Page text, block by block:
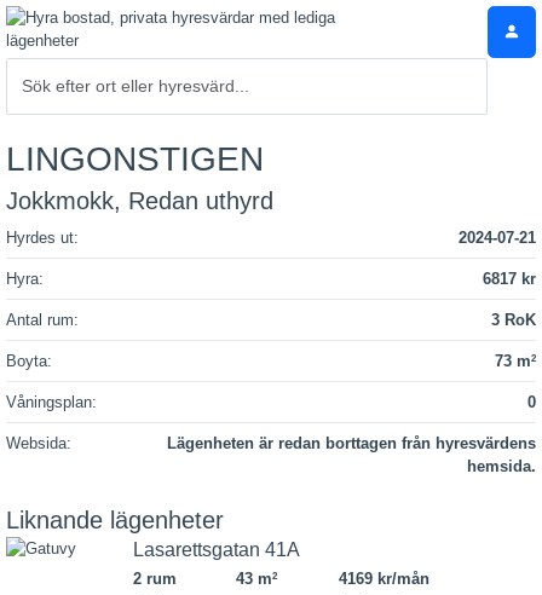
LINGONSTIGEN
Jokkmokk, Redan uthyrd
Hyrdes ut: 2024-07-21
Hyra: 6817 kr
Antal rum: 3 RoK
Boyta: 73 m2
Våningsplan: 0
Websida:
Lägenheten är redan borttagen från hyresvärdens
hemsida.
Liknande lägenheter
Lasarettsgatan 41A
2 rum 43 m2
4169 kr/mån